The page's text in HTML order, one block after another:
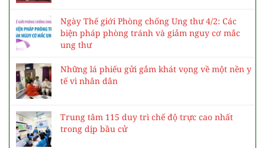
Ngày Thế giới Phòng chống Ung thư 4/2: Các
biện pháp phòng tránh và giảm nguy cơ mắc
ung thư
Những lá phiếu gửi gắm khát vọng về một nền y
tế vì nhân dân
Trung tâm 115 duy trì chế độ trực cao nhất
trong dịp bầu cử